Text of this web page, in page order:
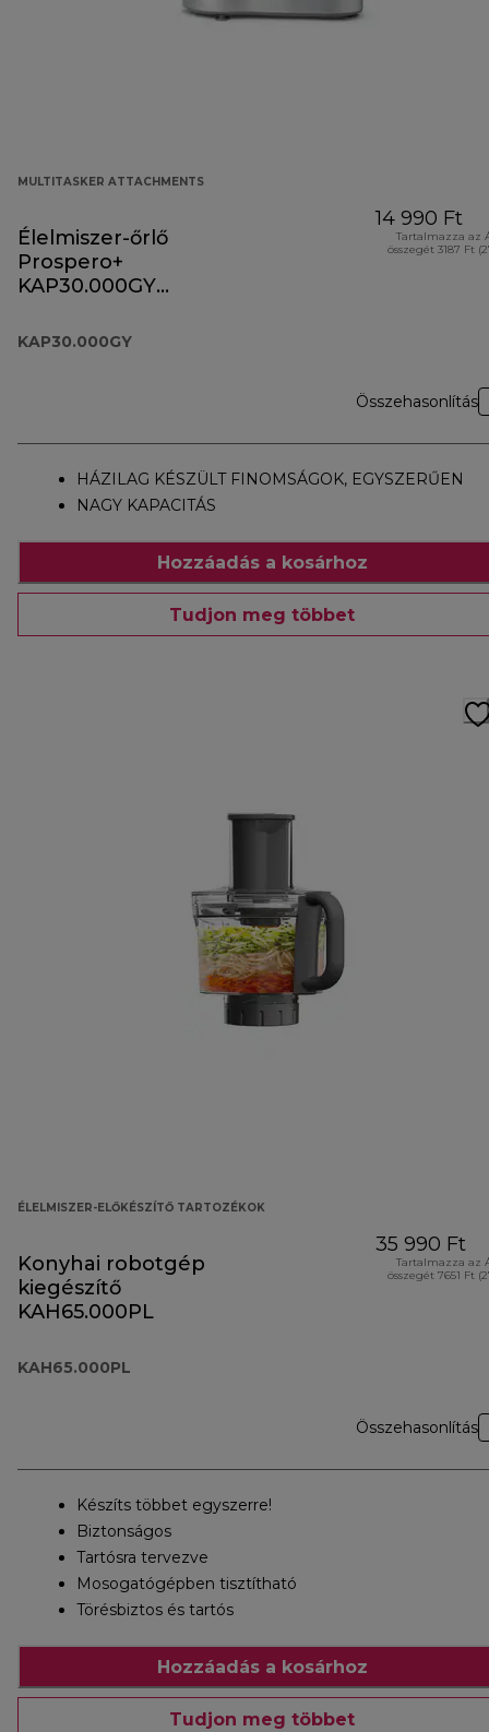
MULTITASKER ATTACHMENTS
Élelmiszer-őrlő
Prospero+
KAP30.000GY
KAP30.000GY
14 990 Ft
Tartalmazza az
összegét 3187 Ft
Összehasonlítás
HÁZILAG KÉSZÜLT FINOMSÁGOK, EGYSZERŰEN
NAGY KAPACITÁS
Hozzáadás a kosárhoz
Tudjon meg többet
ÉLELMISZER-ELŐKÉSZÍTŐ TARTOZÉKOK
Konyhai robotgép
kiegészítő
KAH65.000PL
KAH65.000PL
35 990 Ft
Tartalmazza az
összegét 7651 Ft
Összehasonlítás
Készíts többet egyszerre!
Biztonságos
Tartósra tervezve
Mosogatógépben tisztítható
Törésbiztos és tartós
Hozzáadás a kosárhoz
Tudjon meg többet